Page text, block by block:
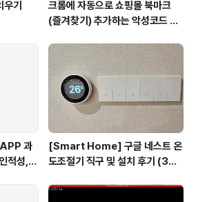
기
크롬에 자동으로 쇼핑몰 북마크
(즐겨찾기) 추가하는 악성코드 삭
servicepack)
APP 과
적성,
[Smart Home] 구글 네스트 온
도조절기 직구 및 설치 후기 (3세